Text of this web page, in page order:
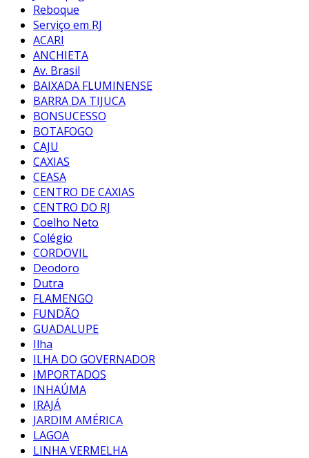
Reboque
Serviço em RJ
ACARI
ANCHIETA
Av. Brasil
BAIXADA FLUMINENSE
BARRA DA TIJUCA
BONSUCESSO
BOTAFOGO
CAJU
CAXIAS
CEASA
CENTRO DE CAXIAS
CENTRO DO RJ
Coelho Neto
Colégio
CORDOVIL
Deodoro
Dutra
FLAMENGO
FUNDÃO
GUADALUPE
Ilha
ILHA DO GOVERNADOR
IMPORTADOS
INHAÚMA
IRAJÁ
JARDIM AMÉRICA
LAGOA
LINHA VERMELHA